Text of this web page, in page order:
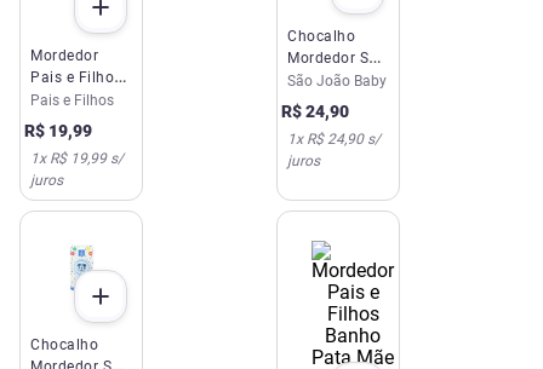
Mordedor
Pais e Filhos
Pezinho Azul
Bebê 3340
Pais e Filhos
R$ 19,99
1x R$ 19,99s/
juros
Chocalho
Mordedor São
João Baby
Disney Minnie
São João Baby
R$24,90
1x R$ 24,90s/
juros
Chocalho